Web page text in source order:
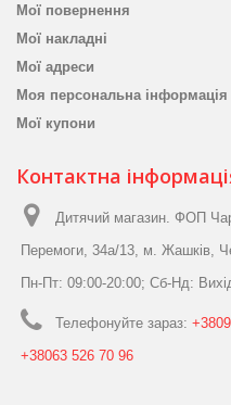
Мої повернення
Мої накладні
Мої адреси
Моя персональна інформація
Мої купони
Контактна
Дитячий магазин. ФОП
Перемоги, 34а/13, м. Жашків,
Пн-Пт: 09:00-20:00; Сб-Нд:
Телефонуйте зараз:
+38063 526 70 96